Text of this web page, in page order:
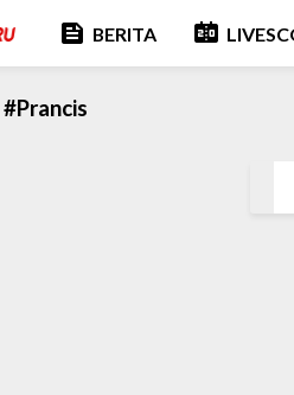
feed BERITA scoreboard
#Prancis